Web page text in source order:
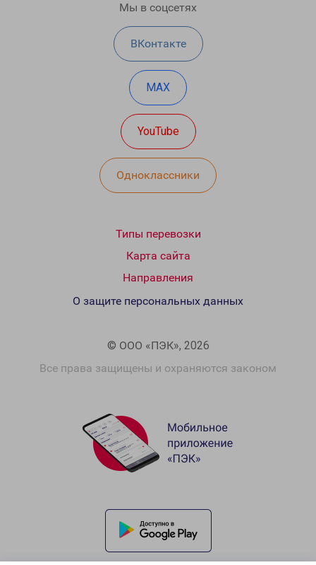
Мы в соцсетях
ВКонтакте
MAX
YouTube
Одноклассники
Типы перевозки
Карта сайта
Направления
© ООО «ПЭК», 2026
Все права защищены и охраняются законом
О защите персональных данных